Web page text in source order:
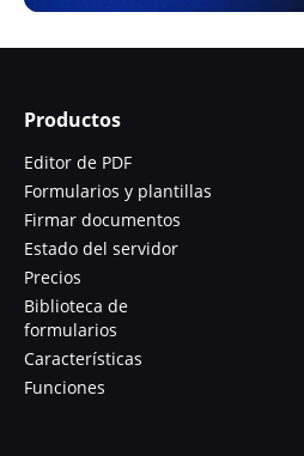
Productos
Editor de PDF
Formularios y plantillas
Firmar documentos
Estado del servidor
Precios
Biblioteca de
formularios
Características
Funciones